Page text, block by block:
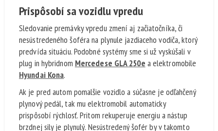
Prispôsobí sa vozidlu vpredu
Sledovanie premávky vpredu zmení aj začiatočníka, či
nesústredeného šoféra na plynule jazdiaceho vodiča, ktorý
predvída situáciu. Podobné systémy sme si už vyskúšali v
plug in hybridnom Mercedese GLA 250e a elektromobile
Hyundai Kona.
Ak je pred autom pomalšie vozidlo a súčasne je odľahčený
plynový pedál, tak mu elektromobil automaticky
prispôsobí rýchlosť. Pritom rekuperuje energiu a nástup
brzdnej sily je plynulý. Nesústredený šofér by v takomto